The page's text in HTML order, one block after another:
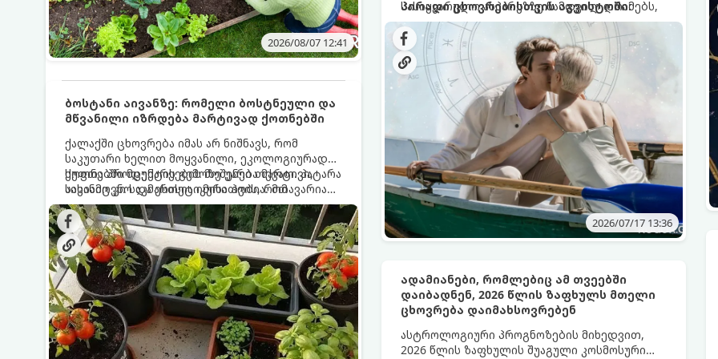
2026/08/07 12:41
ბოსტანი აივანზე: რომელი ბოსტნეული და
მწვანილი იზრდება მარტივად ქოთნებში
ქალაქში ცხოვრება იმას არ ნიშნავს, რომ
საკუთარი ხელით მოყვანილი, ეკოლოგიურად
სუფთა პროდუქტის გემოზე უარი თქვათ. პატარა
აივანიც კი საკმარისია იმისათვის, რომ
მოიწყოთ მინი-ბოსტანი, საიდანაც
ყოველდღიურად ახალ, არომატულ მწვანილსა
და ბოსტნეულს მოკრეფთ.
ქოთნებში მცენარეების მოშენება მარტივი,
სასიამოვნო და ესთეტიკური ჰობია. მთავარია
იცოდეთ, რომელი კულტურები ეგუებიან
ქოთნის პირობებს ყველაზე კარგად და როგორ
მოუაროთ მათ სწორად.
სასიყვარულო ასპარეზზე ნამდვილ დრამებს,
მოულოდნელობებსა და კოსმოსურ საჩუქრებს
გვპირდება. ციური სხეულების განლაგება
მიგვითითებს იმაზე, რომ ძველი,
დაუსრულებელი ურთიერთობები საბოლოოდ
დასრულდება, ხოლო ახალი კავშირები
საოცარი ვნებითა და სისწრაფით იფეთქებს.
პირადი ცხოვრებისთვის აგვისტოში:
2026/07/17 13:36
ადამიანები, რომლებიც ამ თვეებში
დაიბადნენ, 2026 წლის ზაფხულს მთელი
ცხოვრება დაიმახსოვრებენ
ასტროლოგიური პროგნოზების მიხედვით,
2026 წლის ზაფხულის შუაგული კოსმოსური